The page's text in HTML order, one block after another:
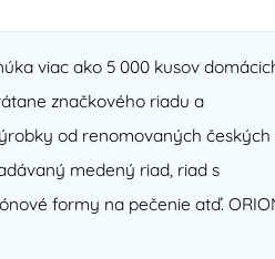
viac ako 5 000 kusov
značkového riadu a
od renomovaných českých
medený riad, riad s
formy na pečenie atď.